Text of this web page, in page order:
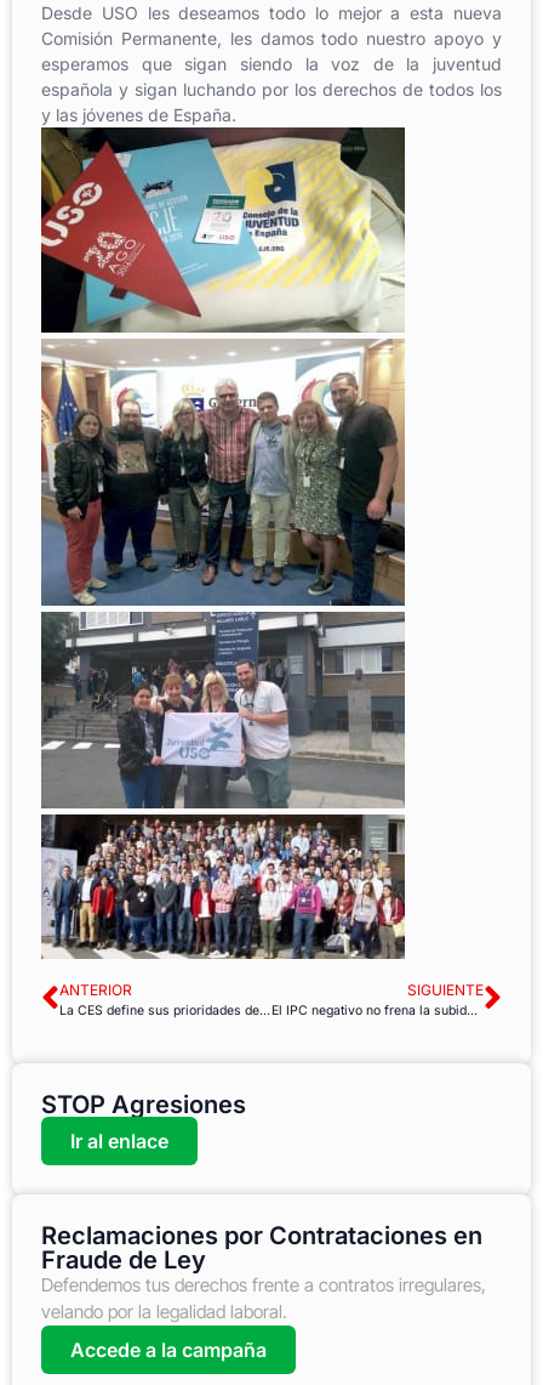
Desde USO les deseamos todo lo mejor a esta nueva
Comisión Permanente, les damos todo nuestro apoyo y
esperamos que sigan siendo la voz de la juventud
española y sigan luchando por los derechos de todos los
y las jóvenes de España.
ANTERIOR
La CES define sus prioridades de acción con el nuevo equipo
SIGUIENTE
El IPC negativo no frena la subida constante de la cesta básica de la compra
STOP Agresiones
Ir al enlace
Reclamaciones por Contrataciones en
Fraude de Ley
Defendemos tus derechos frente a contratos irregulares,
velando por la legalidad laboral.
Accede a la campaña